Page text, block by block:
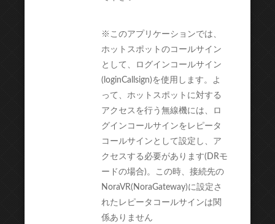
※このアプリケーションでは、
ホットスポットのコールサイン
として、ログインコールサイン
(loginCallsign)を使用します。よ
って、ホットスポットに対する
アクセスを行う無線機には、ロ
グインコールサインをレピータ
コールサインとして設定し、ア
クセスする必要があります(DRモ
ードの場合)。この時、接続先の
NoraVR(NoraGateway)に設定さ
れたレピータコールサインは関
係ありません